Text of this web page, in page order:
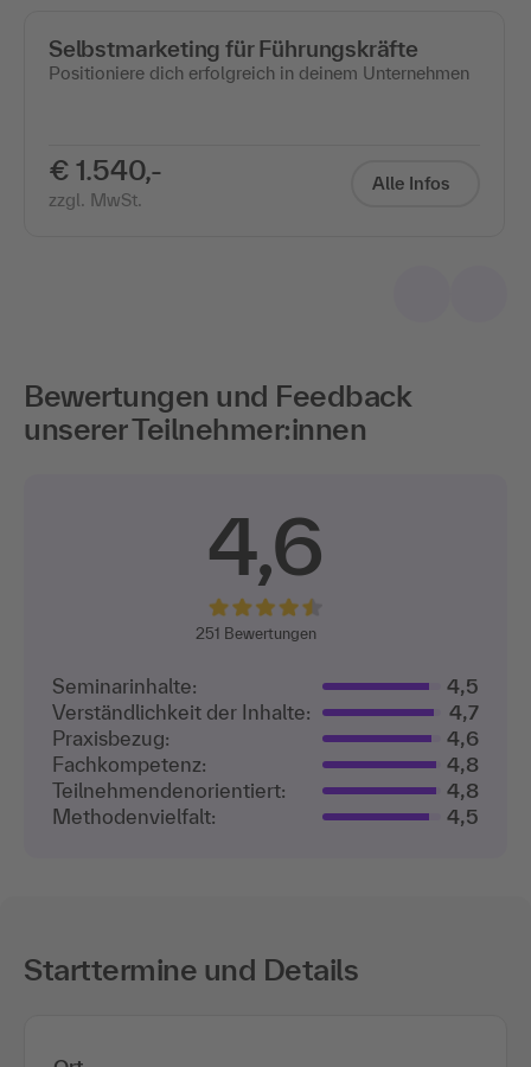
Selbstmarketing für Führungskräfte
Positioniere dich erfolgreich in deinem Unternehmen
€ 1.540,-
zzgl. MwSt.
Alle Infos
Bewertungen und Feedback
unserer Teilnehmer:innen
4,6
251 Bewertungen
Seminarinhalte:
4,5
Verständlichkeit der Inhalte:
4,7
Praxisbezug:
4,6
Fachkompetenz:
4,8
Teilnehmenden­orientiert:
4,8
Methodenvielfalt:
4,5
Starttermine und Details